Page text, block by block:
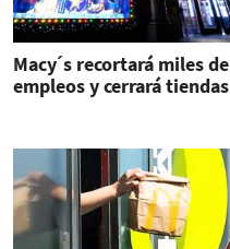
Macy´s recortará miles de
empleos y cerrará tiendas